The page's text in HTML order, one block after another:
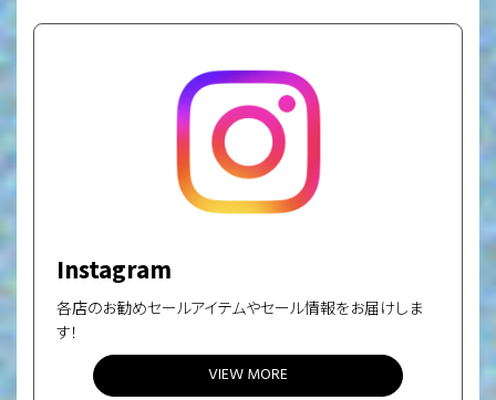
Instagram
各店のお勧めセールアイテムやセール情報をお届けしま
す！
VIEW MORE